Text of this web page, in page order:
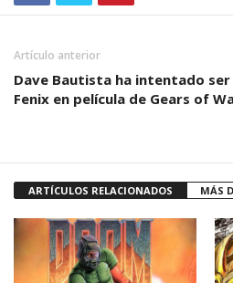
Artículo anterior
Dave Bautista ha intentado ser
Fenix en película de Gears of
ARTÍCULOS RELACIONADOS MÁS